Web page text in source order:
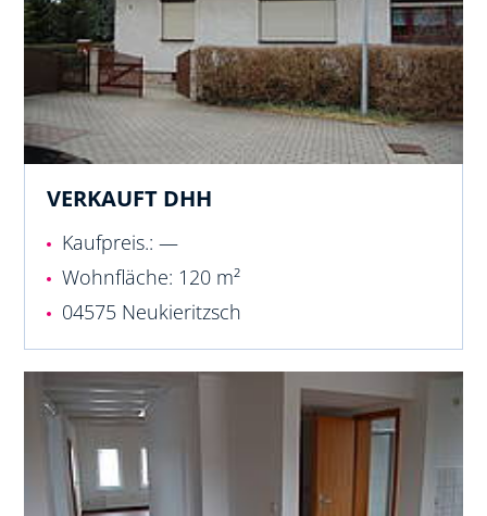
VERKAUFT DHH
Kaufpreis.: —
Wohnfläche: 120 m²
04575 Neukieritzsch